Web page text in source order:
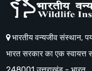
भारतीय वन्यजीव संस्थान,
भारत सरकार का एक स्वायत्त